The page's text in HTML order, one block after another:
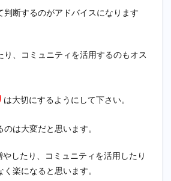
判断するのがアドバイスになります
り、コミュニティを活用するのもオス
は大切にするようにして下さい。
は大変だと思います。
したり、コミュニティを活用したり
楽になると思います。